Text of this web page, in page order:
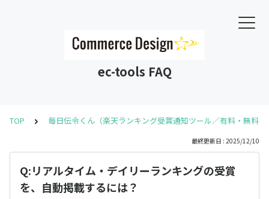
ec-tools FAQ
TOP 毎日伝令くん（楽天ランキング受賞通知ツール／有料・無料）
最終更新日 : 2025/12/10
Q:リアルタイム・デイリーランキングの受賞
を、自動掲載するには？